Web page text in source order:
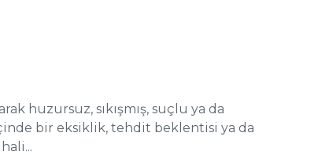
huzursuz, sıkışmış, suçlu ya da
bir eksiklik, tehdit beklentisi ya da